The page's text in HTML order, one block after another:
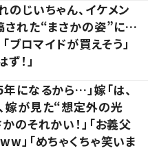
のじいちゃん、イケメン
された“まさかの姿”に…
「ブロマイドが買えそう」
！」
になるから…」嫁「は、
嫁が見た“想定外の光
のそれかい！」「お義父
」「めちゃくちゃ笑いま